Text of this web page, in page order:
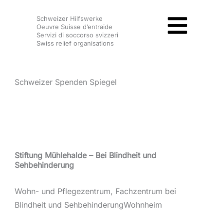
Schweizer Hilfswerke
Oeuvre Suisse d’entraide
Servizi di soccorso svizzeri
Swiss relief organisations
Schweizer Spenden Spiegel
Stiftung Mühlehalde – Bei Blindheit und
Sehbehinderung
Wohn- und Pflegezentrum, Fachzentrum bei
Blindheit und SehbehinderungWohnheim